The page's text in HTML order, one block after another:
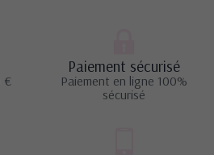
€
Paiement sécurisé
Paiement en ligne 100%
sécurisé